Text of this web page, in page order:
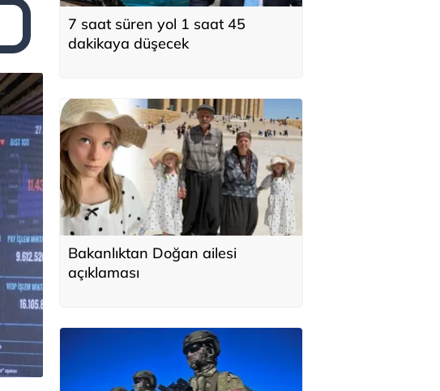
7 saat süren yol 1 saat 45
dakikaya düşecek
Bakanlıktan Doğan ailesi
açıklaması